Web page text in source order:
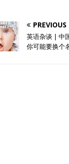
PREVIOUS
英语杂谈 | 中
你可能要换个